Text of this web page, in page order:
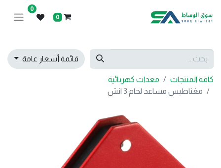
0
0
قائمة أسعار عامة
كافة المنتجات
معدات كهربائية
مغناطيس مساعد لحام 3 انش